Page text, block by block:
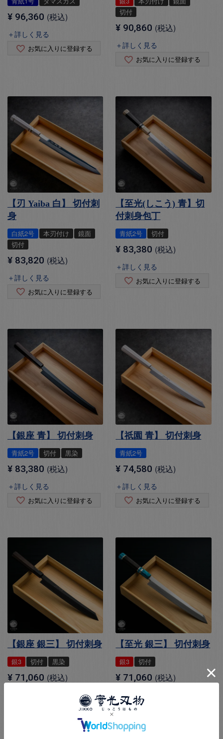
¥ 96,360 税込
＋詳しく見る
お気に入りに登録する
切付
¥ 90,860 税込
＋詳しく見る
お気に入りに登録する
【刃 Yaiba 白】 切付刺
身
白紙2号 本刃付け
鏡面
切付
¥ 83,820 税込
＋詳しく見る
お気に入りに登録する
【至光(しこう) 青】切
付刺身包丁
青紙2号 切付
¥ 83,380 税込
＋詳しく見る
お気に入りに登録する
【銀座 青】 切付刺身
青紙2号 切付 黒染
¥ 83,380 税込
＋詳しく見る
お気に入りに登録する
【祇園 青】 切付刺身
青紙2号
¥ 74,580 税込
＋詳しく見る
お気に入りに登録する
【銀座 銀三】 切付刺身
銀3 切付 黒染
¥ 71,060 税込
お気に入りに登録する
【至光 銀三】 切付刺身
銀3 切付
¥ 71,060 税込
＋詳しく見る
お気に入りに登録する